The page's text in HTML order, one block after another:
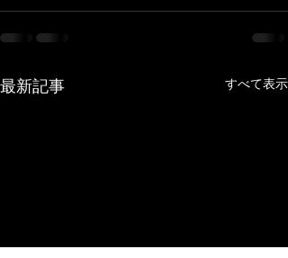
最新記事 すべて表示